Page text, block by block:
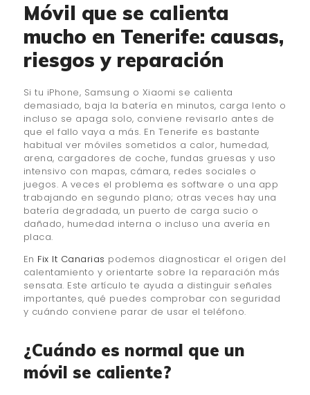
Móvil que se calienta
mucho en Tenerife: causas,
riesgos y reparación
Si tu iPhone, Samsung o Xiaomi se calienta
demasiado, baja la batería en minutos, carga lento o
incluso se apaga solo, conviene revisarlo antes de
que el fallo vaya a más. En Tenerife es bastante
habitual ver móviles sometidos a calor, humedad,
arena, cargadores de coche, fundas gruesas y uso
intensivo con mapas, cámara, redes sociales o
juegos. A veces el problema es software o una app
trabajando en segundo plano; otras veces hay una
batería degradada, un puerto de carga sucio o
dañado, humedad interna o incluso una avería en
placa.
En Fix It Canarias podemos diagnosticar el origen del
calentamiento y orientarte sobre la reparación más
sensata. Este artículo te ayuda a distinguir señales
importantes, qué puedes comprobar con seguridad
y cuándo conviene parar de usar el teléfono.
¿Cuándo es normal que un
móvil se caliente?